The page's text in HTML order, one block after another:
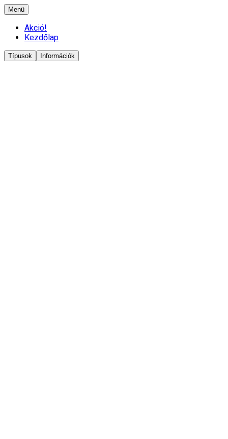
Menü
Akció!
Kezdőlap
Típusok Információk